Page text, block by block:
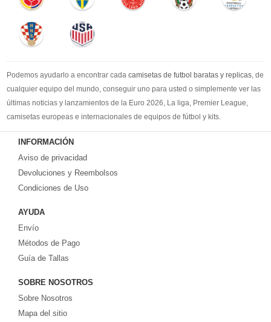
Podemos ayudarlo a encontrar cada camisetas de futbol baratas y replicas , de
cualquier equipo del mundo, conseguir uno para usted o simplemente ver las
últimas noticias y lanzamientos de la Euro 2026, La liga, Premier League,
camisetas europeas e internacionales de equipos de fútbol y kits.
Comprecamisetas de futbol baratasen la tienda deportiva más grande de
Europa. ¡Grandes ofertas en todas las camisetas del club de fútbol, ​​kits
europeos e internacionales, todo a los precios más bajos!
Compre nuestra gran selección de
equipaciones, camisetas y un portero a partir de €17.6. Diseños de fútbol
INFORMACIÓN
Aviso de privacidad
Devoluciones y Reembolsos
Condiciones de Uso
AYUDA
Envío
Métodos de Pago
Guía de Tallas
SOBRE NOSOTROS
Sobre Nosotros
Mapa del sitio